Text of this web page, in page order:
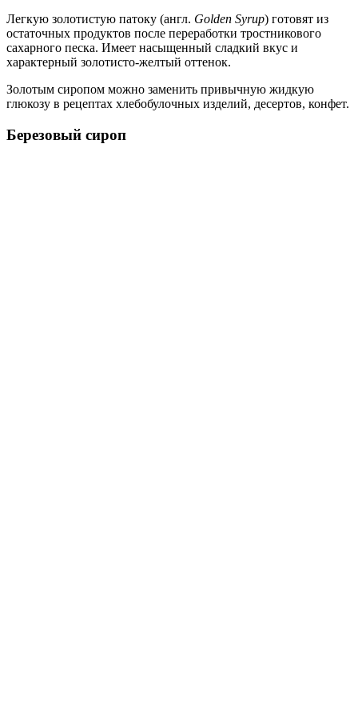
Легкую золотистую патоку (англ. Golden Syrup) готовят из
остаточных продуктов после переработки тростникового
сахарного песка. Имеет насыщенный сладкий вкус и
характерный золотисто-желтый оттенок.
Золотым сиропом можно заменить привычную жидкую
глюкозу в рецептах хлебобулочных изделий, десертов, конфет.
Березовый сироп